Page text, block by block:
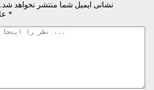
نشانی ایمیل شما منتشر نخواهد شد.
*